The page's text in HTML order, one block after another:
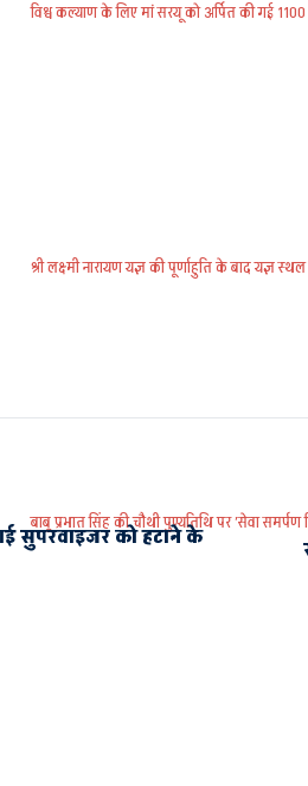
विश्व कल्याण के लिए मां सरयू को अर्पित की गई 1100
श्री लक्ष्मी नारायण यज्ञ की पूर्णाहुति के बाद यज्ञ
बाबू प्रभात सिंह की चौथी पुण्यतिथि पर ’सेवा
सुपरवाइजर को हटाने के